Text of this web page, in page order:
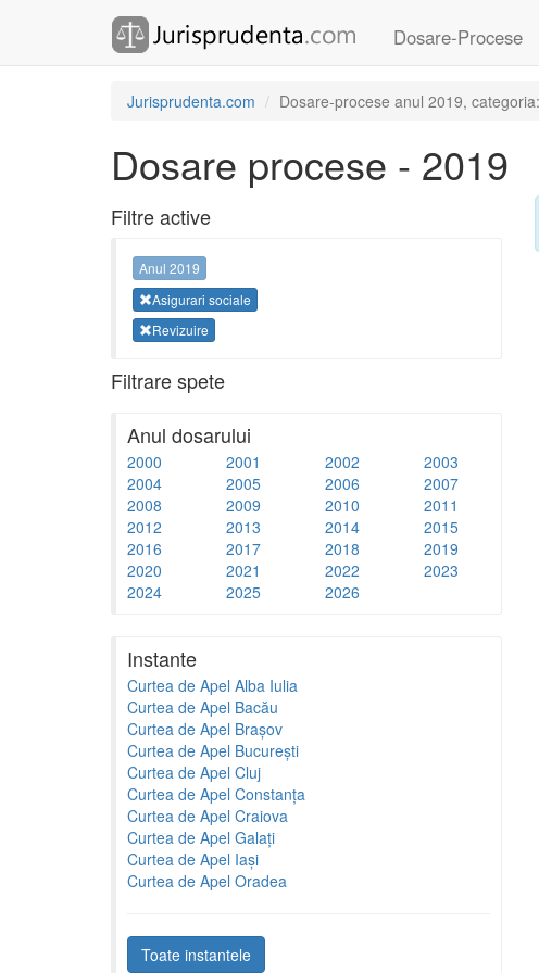
Dosare-Procese
Jurisprudenta.com Dosare-procese anul 2019,
Dosare procese - 2019
Filtre active
Anul 2019
Asigurari sociale
Revizuire
Filtrare spete
Anul dosarului
2000 2001 2002
2003
2004
2005 2006
2007
2008
2009 2010
2011
2012
2013 2014
2015
2016
2017 2018
2019
2020
2021 2022
2023
2024
2025 2026
Instante
Curtea de Apel Alba Iulia
Curtea de Apel Bacău
Curtea de Apel Brașov
Curtea de Apel București
Curtea de Apel Cluj
Curtea de Apel Constanța
Curtea de Apel Craiova
Curtea de Apel Galați
Curtea de Apel Iași
Curtea de Apel Oradea
Toate instantele